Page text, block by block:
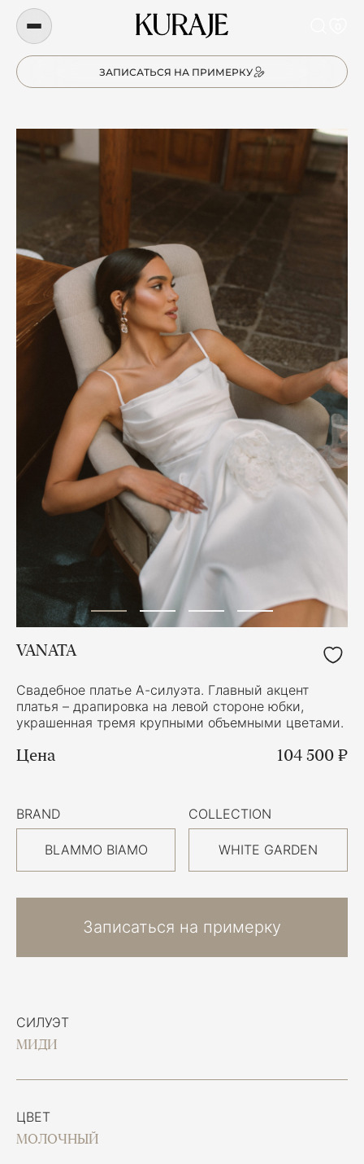
ЗАПИСАТЬСЯ НА ПРИМЕРКУ
СИЛУЭТ
МИДИ
ЦВЕТ
МОЛОЧНЫЙ
VANATA
Свадебное платье А-силуэта. Главный акцент
платья – драпировка на левой стороне юбки,
украшенная тремя крупными объемными цветами.
Цена 104 500 ₽
BRAND
BLAMMO BIAMO
COLLECTION
WHITE GARDEN
Записаться на примерку